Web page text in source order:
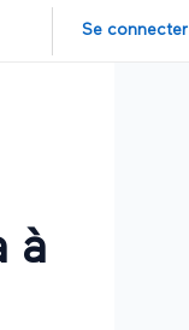
Se connecter
à